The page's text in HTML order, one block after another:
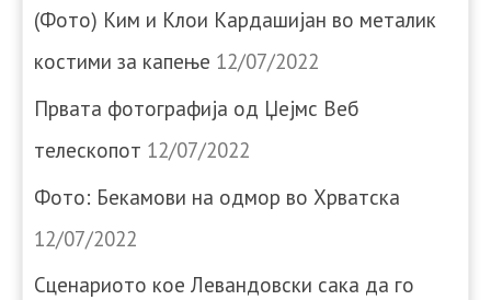
(Фото) Ким и Клои Кардашијан во металик
костими за капење 12/07/2022
Првата фотографија од Џејмс Веб
телескопот 12/07/2022
Фото: Бекамови на одмор во Хрватска
12/07/2022
Сценариото кое Левандовски сака да го